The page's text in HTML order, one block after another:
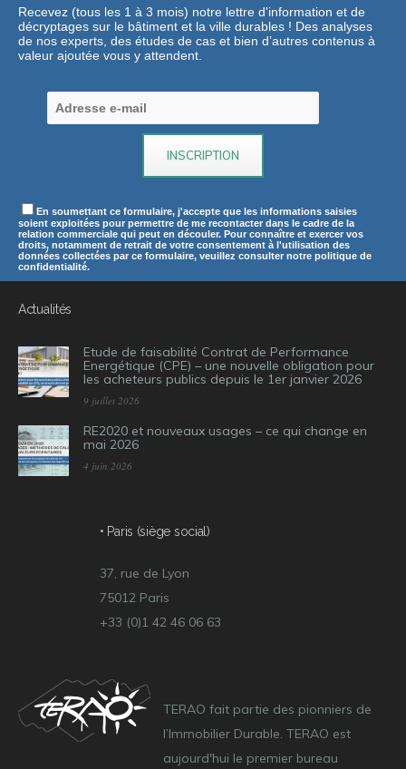
Recevez (tous les 1 à 3 mois) notre lettre d'information et de
décryptages sur le bâtiment et la ville durables ! Des analyses
de nos experts, des études de cas et bien d’autres contenus à
valeur ajoutée vous y attendent.
En soumettant ce formulaire, j'accepte que les informations saisies
soient exploitées pour permettre de me recontacter dans le cadre de la
relation commerciale qui peut en découler. Pour connaître et exercer vos
droits, notamment de retrait de votre consentement à l'utilisation des
données collectées par ce formulaire, veuillez consulter notre politique de
confidentialité.
Actualités
Etude de faisabilité Contrat de Performance
Energétique (CPE) – une nouvelle obligation pour
les acheteurs publics depuis le 1er janvier 2026
9 juillet 2026
RE2020 et nouveaux usages – ce qui change en
mai 2026
4 juin 2026
• Paris (siège social)
37, rue de Lyon
75012 Paris
+33 (0)1 42 46 06 63
TERAO fait partie des pionniers de
l’Immobilier Durable. TERAO est
aujourd'hui le premier bureau